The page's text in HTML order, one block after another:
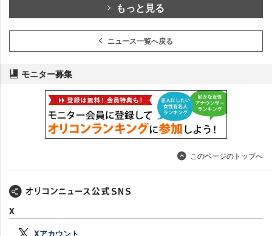
もっと見る
ニュース一覧へ戻る
モニター募集
このページのトップへ
X
Xアカウント